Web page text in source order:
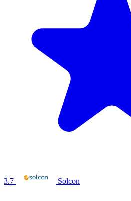
3.7 Solcon